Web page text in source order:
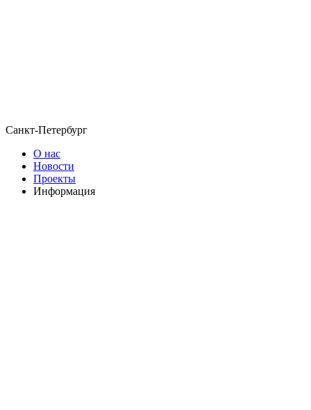
Санкт-Петербург
О нас
Новости
Проекты
Информация